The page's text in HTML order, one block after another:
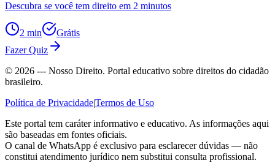
Descubra se você tem direito em 2 minutos
2 min
Grátis
Fazer Quiz
© 2026 --- Nosso Direito. Portal educativo sobre direitos do cidadão
brasileiro.
Política de Privacidade|Termos de Uso
Este portal tem caráter informativo e educativo. As informações aqui
são baseadas em fontes oficiais.
O canal de WhatsApp é exclusivo para esclarecer dúvidas — não
constitui atendimento jurídico nem substitui consulta profissional.